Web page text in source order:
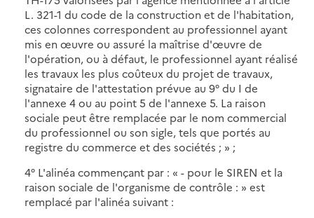
L. 321-1 du code de la construction et de l'habitation,
ces colonnes correspondent au professionnel ayant
mis en œuvre ou assuré la maîtrise d'œuvre de
l'opération, ou à défaut, le professionnel ayant réalisé
les travaux les plus coûteux du projet de travaux,
signataire de l'attestation prévue au 9° du I de
l'annexe 4 ou au point 5 de l'annexe 5. La raison
sociale peut être remplacée par le nom commercial
du professionnel ou son sigle, tels que portés au
registre du commerce et des sociétés ; » ;
4° L'alinéa commençant par : « - pour le SIREN et la
raison sociale de l'organisme de contrôle : » est
remplacé par l'alinéa suivant :